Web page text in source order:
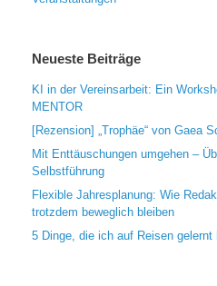
Neueste Beiträge
KI in der Vereinsarbeit: Ein
MENTOR
[Rezension] „Trophäe“ von Gaea
Mit Enttäuschungen umgehen –
Selbstführung
Flexible Jahresplanung: Wie
trotzdem beweglich bleiben
5 Dinge, die ich auf Reisen gelernt